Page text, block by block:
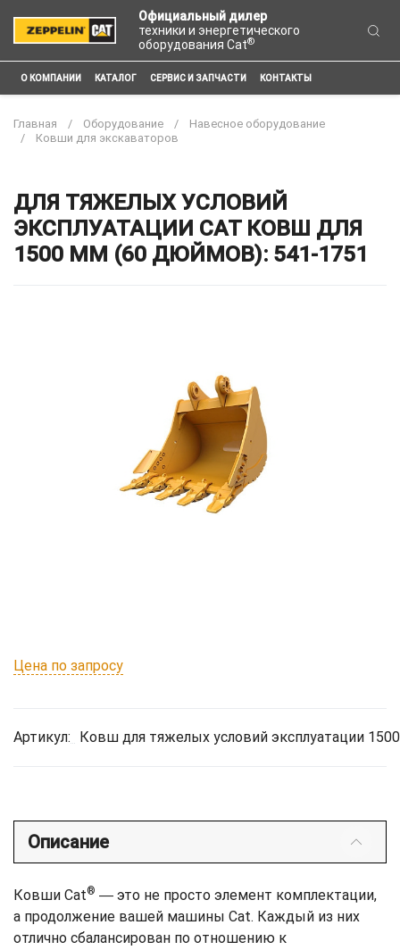
Официальный дилер
техники и энергетического
оборудования Cat®
О КОМПАНИИ КАТАЛОГ СЕРВИС И ЗАПЧАСТИ КОНТАКТЫ
Главная Оборудование
Навесное оборудование
Ковши для экскаваторов
ДЛЯ ТЯЖЕЛЫХ УСЛОВИЙ
ЭКСПЛУАТАЦИИ CAT КОВШ ДЛЯ
1500 ММ (60 ДЮЙМОВ): 541-1751
Цена по запросу
Артикул: Ковш для тяжелых условий эксплуатации
Описание
Ковши Cat® ― это не просто элемент комплектации,
а продолжение вашей машины Cat. Каждый из них
отлично сбалансирован по отношению к